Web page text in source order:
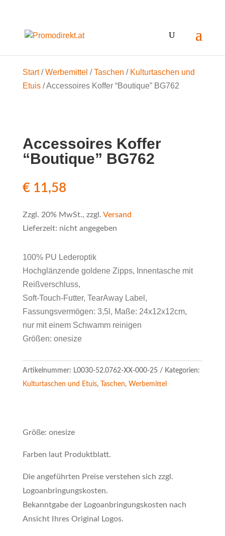
Start/Werbemittel /Taschen / Kulturtaschen und
Etuis/ Accessoires Koffer “Boutique” BG762
Accessoires Koffer
“Boutique” BG762
€11,58
Zzgl. 20% MwSt., zzgl. Versand
Lieferzeit: nicht angegeben
100% PU Lederoptik
Hochglänzende goldene Zipps, Innentasche mit
Reißverschluss,
Soft-Touch-Futter, TearAway Label,
Fassungsvermögen: 3,5l, Maße: 24x12x12cm,
nur mit einem Schwamm reinigen
Größen: onesize
Artikelnummer: L0030-52.0762-XX-000-25
Kategorien:
Kulturtaschen und Etuis, Taschen, Werbemittel
Größe: onesize
Farben laut Produktblatt.
Die angeführten Preise verstehen sich zzgl.
Logoanbringungskosten.
Bekanntgabe der Logoanbringungskosten nach
Ansicht Ihres Original Logos.